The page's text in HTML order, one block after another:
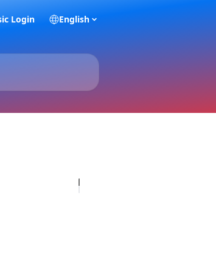
Login English